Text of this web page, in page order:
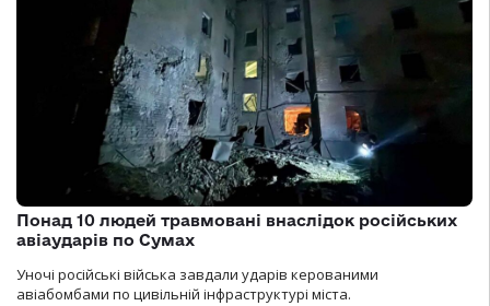
Понад 10 людей травмовані внаслідок російських
авіаударів по Сумах
Уночі російські війська завдали ударів керованими
авіабомбами по цивільній інфраструктурі міста.